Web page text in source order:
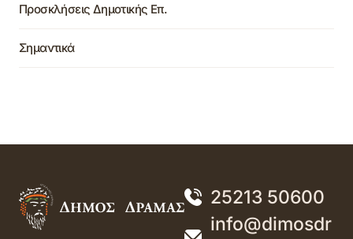
Προσκλήσεις Δημοτικής Επ.
Σημαντικά
25213 50600
info@dimosdr